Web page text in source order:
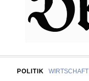
POLITIK WIRTSCHAFT